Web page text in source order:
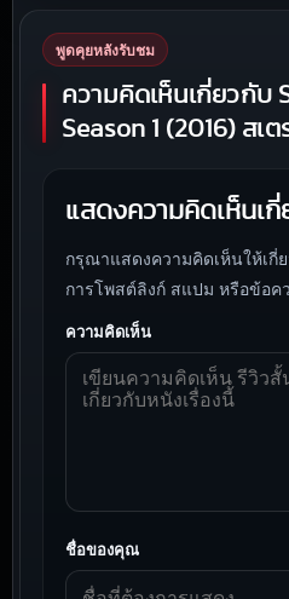
พูดคุยหลังรับชม
ความคิดเห็นเกี่ยวกับ
Season 1 (2016) สเต
แสดงความคิดเห็นเ
กรุณาแสดงความคิดเห็นให้เกี่
การโพสต์ลิงก์ สแปม หรือข้อค
ความคิดเห็น
ชื่อของคุณ